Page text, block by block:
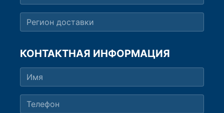
КОНТАКТНАЯ ИНФОРМАЦИЯ